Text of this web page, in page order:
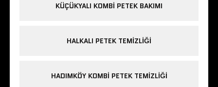
KÜÇÜKYALI KOMBI PETEK BAKIMI
HALKALI PETEK TEMIZLIĞI
HADIMKÖY KOMBI PETEK TEMIZLIĞI